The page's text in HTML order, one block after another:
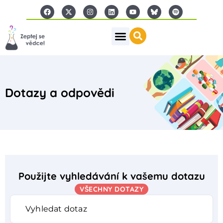
Dotazy a odpovědi
Použijte vyhledávání k vašemu dotazu
VŠECHNY DOTAZY